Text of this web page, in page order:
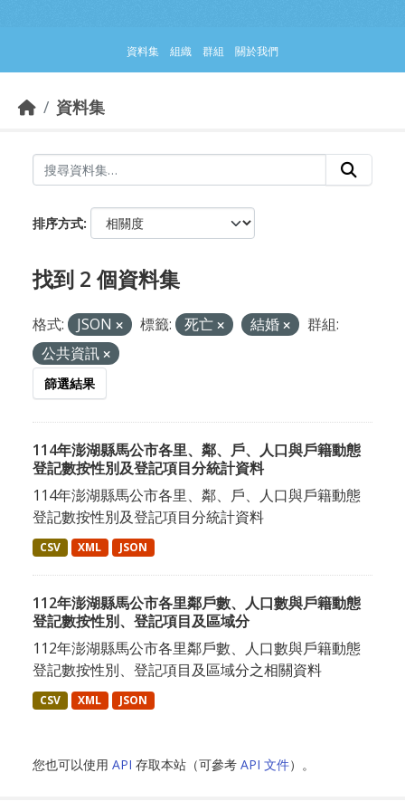
資料集 組織 群組 關於我們
資料集
排序方式
找到 2 個資料集
格式: JSON 標籤: 死亡 結婚
群組:
公共資訊
篩選結果
114年澎湖縣馬公市各里、鄰、戶、人口與戶籍動態
登記數按性別及登記項目分統計資料
114年澎湖縣馬公市各里、鄰、戶、人口與戶籍動態
登記數按性別及登記項目分統計資料
CSV XML JSON
112年澎湖縣馬公市各里鄰戶數、人口數與戶籍動態
登記數按性別、登記項目及區域分
112年澎湖縣馬公市各里鄰戶數、人口數與戶籍動態
登記數按性別、登記項目及區域分之相關資料
CSV XML JSON
您也可以使用 API 存取本站（可參考 API 文件）。